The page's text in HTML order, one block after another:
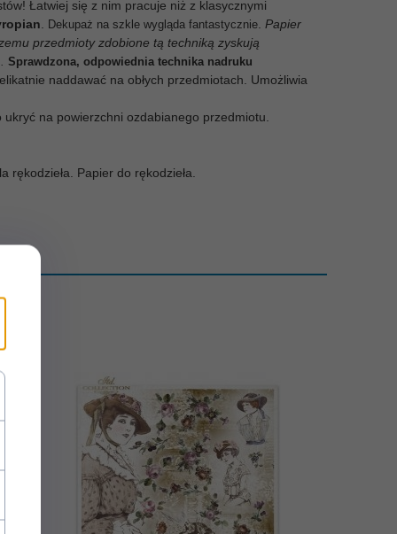
Łatwiej się z nim pracuje niż z klasycznymi
Dekupaż na szkle wygląda fantastycznie Papier
przedmioty zdobione tą techniką zyskują
Sprawdzona, odpowiednia technika nadruku
naddawać na obłych przedmiotach. Umożliwia
na powierzchni ozdabianego przedmiotu.
Papier do rękodzieła.